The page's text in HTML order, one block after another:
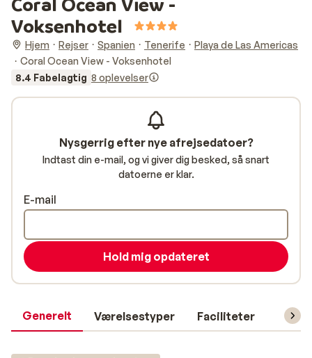
Voksenhotel
Hjem Rejser Spanien Tenerife
Playa de Las Americas
Coral Ocean View - Voksenhotel
8.4 Fabelagtig 8 oplevelser
Generelt Værelsestyper Faciliteter
Nysgerrig efter nye afrejsedatoer?
Indtast din e-mail, og vi giver dig besked, så snart
datoerne er klar.
E-mail
Hold mig opdateret